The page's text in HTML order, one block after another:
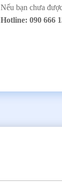
Nếu bạn chưa
Hotline: 090 666